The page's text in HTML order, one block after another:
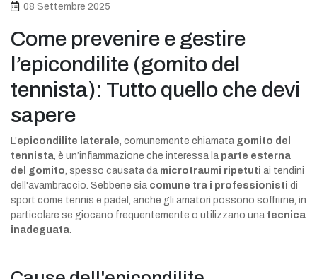
08 Settembre 2025
Come prevenire e gestire
l’epicondilite (gomito del
tennista): Tutto quello che devi
sapere
L’epicondilite laterale , comunemente chiamata gomito del
tennista , è un’infiammazione che interessa la parte esterna
del gomito , spesso causata da microtraumi ripetuti ai tendini
dell'avambraccio. Sebbene sia comune tra i professionisti di
sport come tennis e padel, anche gli amatori possono soffrirne, in
particolare se giocano frequentemente o utilizzano una tecnica
inadeguata